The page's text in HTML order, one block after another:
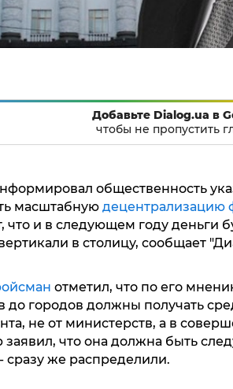
Добавьте Dialog.ua в
чтобы не пропустить
общественность
масштабнуюдецентрализацию
что и в следующем году деньги
в столицу, сообщает
отметил, что по его
до городов должны получать
не от министерств, а в
что она должна быть
сразу же распределили.